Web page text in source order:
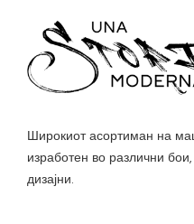
Широкиот асортиман на
изработен во различни
дизајни.